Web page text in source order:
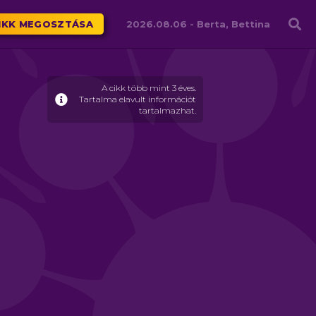
MEGOSZTÁSA 2026.08.06 - Berta, Bettina
A cikk több mint 3 éves.
Tartalma elavult információt
tartalmazhat.